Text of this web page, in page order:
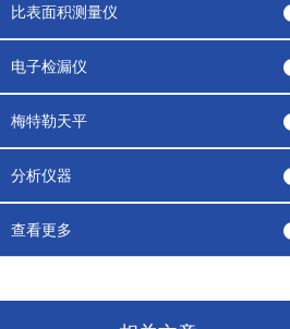
比表面积测量仪
电子检漏仪
梅特勒天平
分析仪器
查看更多